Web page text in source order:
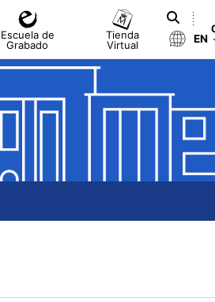
Escuela de
Grabado
Tienda
Virtual
EN